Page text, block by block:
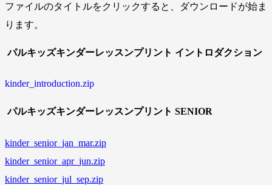
ファイルのタイトルをクリックすると、ダウンロードが始ま
ります。
パルキッズキンダーレッスンプリント イントロダクション
kinder_introduction.zip
パルキッズキンダーレッスンプリント SENIOR
kinder_senior_jan_mar.zip
kinder_senior_apr_jun.zip
kinder_senior_jul_sep.zip